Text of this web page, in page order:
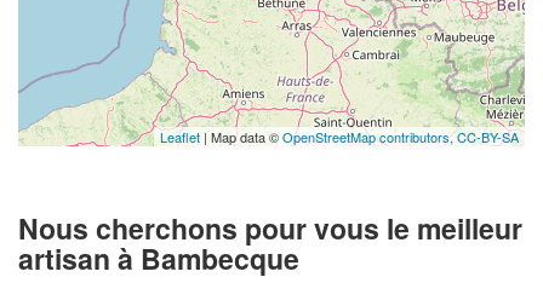
Leaflet | Map data ©OpenStreetMap contributors, CC-BY-SA
Nous cherchons pour vous le meilleur
artisan à Bambecque